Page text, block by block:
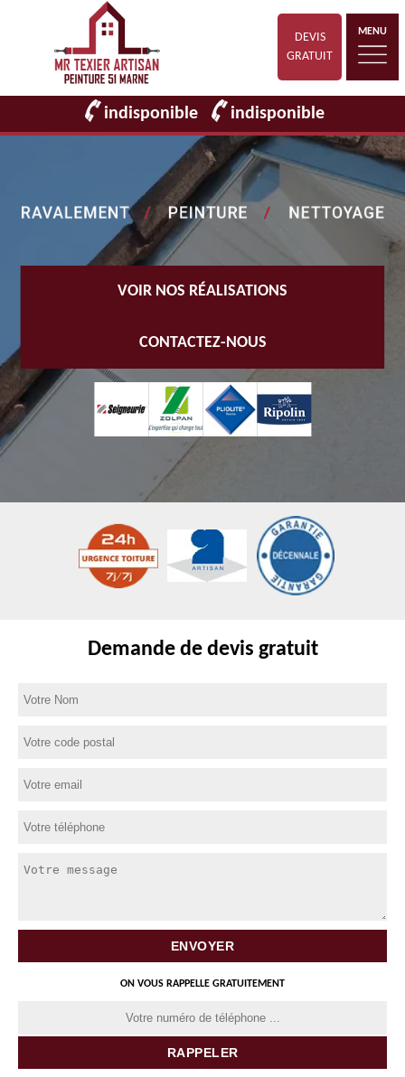
DEVIS
GRATUIT
MENU
indisponible indisponible
VOIR NOS RÉALISATIONS
CONTACTEZ-NOUS
Demande de devis gratuit
ON VOUS RAPPELLE GRATUITEMENT